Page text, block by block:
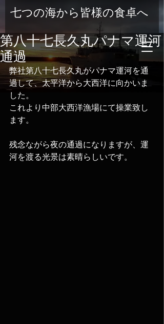
七つの海から皆様の食卓へ
第八十七長久丸パナマ運河
通過
弊社第八十七長久丸がパナマ運河を通
過して、太平洋から大西洋に向かいま
した。
これより中部大西洋漁場にて操業致し
ます。
残念ながら夜の通過になりますが、運
河を渡る光景は素晴らしいです。